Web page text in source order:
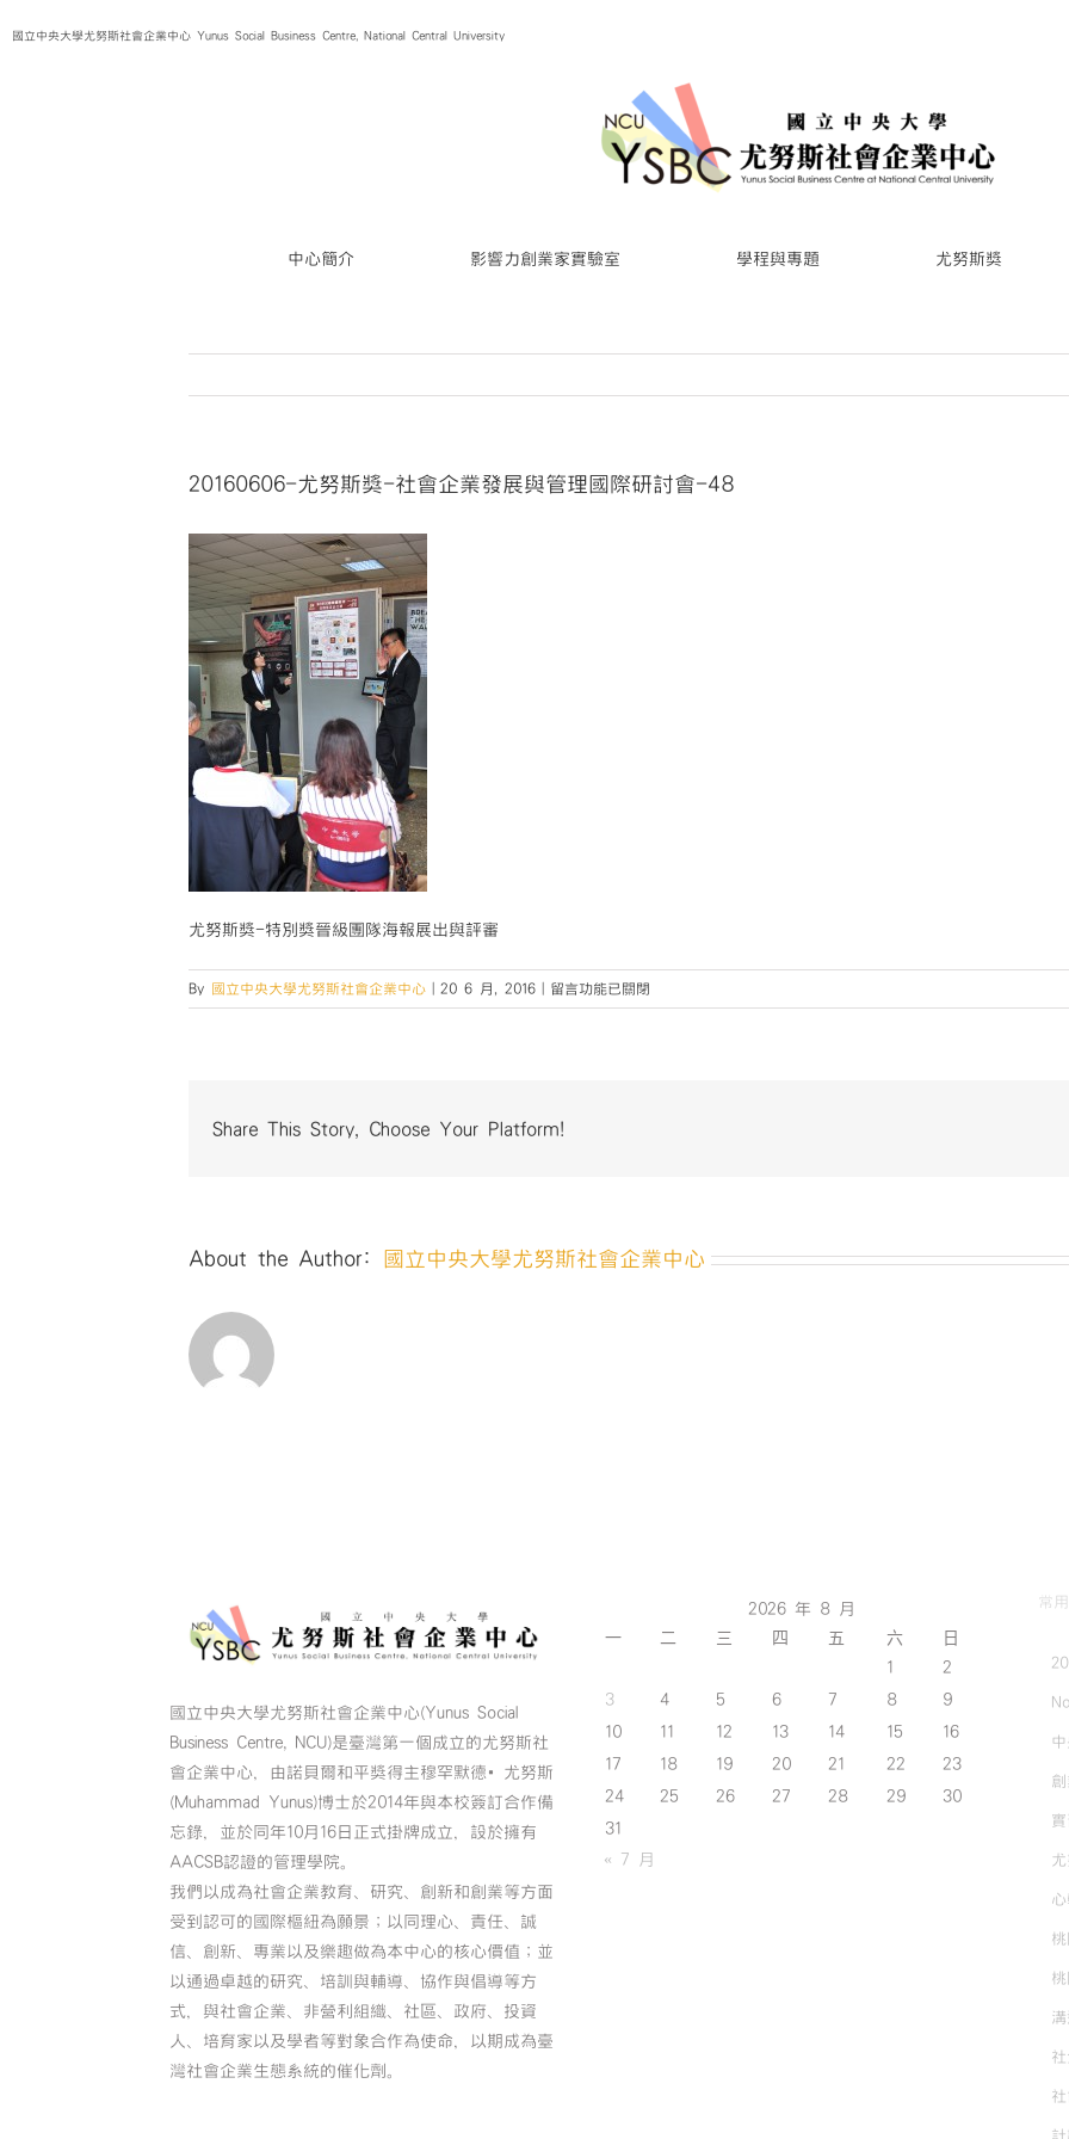
to國立中央大學尤努斯社會企業中心 Yunus Social Business Centre, National Central University
中心簡介 影響力創業家實驗室 學程與專題 尤努斯獎
20160606-尤努斯獎-社會企業發展與管理國際研討會-48
尤努斯獎-特別獎晉級團隊海報展出與評審
By 國立中央大學尤努斯社會企業中心 20 6 月, 2016
在
〈20160606-
社
展
留言功能已關閉
Share This Story, Choose Your Platform!
About the Author: 國立中央大學尤努斯社會企業中心
國立中央大學尤努斯社會企業中心(Yunus Social
Business Centre, NCU)是臺灣第一個成立的尤努斯社
會企業中心，由諾貝爾和平獎得主穆罕默德•尤努斯
(Muhammad Yunus)博士於2014年與本校簽訂合作備
忘錄，並於同年10月16日正式掛牌成立，設於擁有
AACSB認證的管理學院。
我們以成為社會企業教育、研究、創新和創業等方面
受到認可的國際樞紐為願景；以同理心、責任、誠
信、創新、專業以及樂趣做為本中心的核心價值；並
以通過卓越的研究、培訓與輔導、協作與倡導等方
式，與社會企業、非營利組織、社區、政府、投資
人、培育家以及學者等對象合作為使命，以期成為臺
灣社會企業生態系統的催化劑。
2026 年 8 月
一 二 三 四 五 六 日
1
2
3
4 5 6 7 8
9
10
11 12 13 14 15
16
17
18 19 20 21 22
23
24
25 26 27 28 29
30
31
« 7 月
常
實
溝